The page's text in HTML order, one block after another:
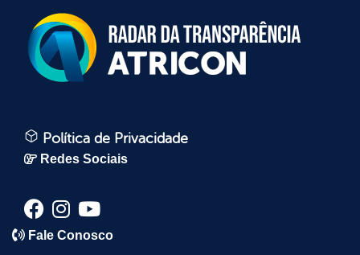
Política de Privacidade
Redes Sociais
Fale Conosco